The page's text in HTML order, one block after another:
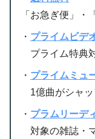
「お急ぎ便」・
・ プライムビデ
プライム特典
・ プライムミュ
1億曲がシャッ
・ プラムリーデ
対象の雑誌・